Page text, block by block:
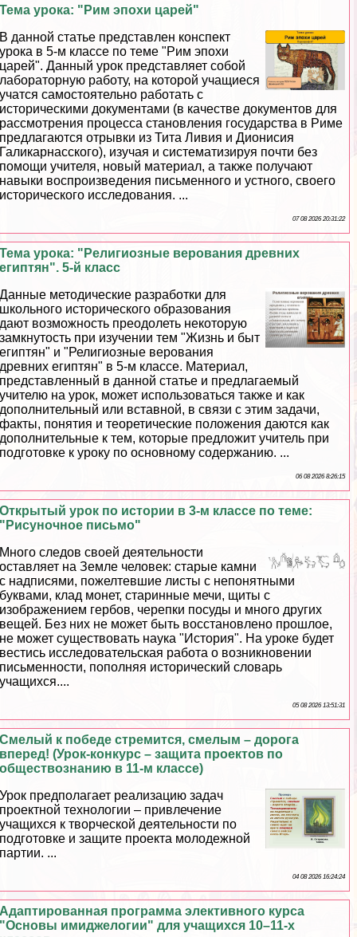
Тема урока: "Рим эпохи царей"
В данной статье представлен конспект
урока в 5-м классе по теме "Рим эпохи
царей". Данный урок представляет собой
лабораторную работу, на которой учащиеся
учатся самостоятельно работать с
историческими документами (в качестве документов для
рассмотрения процесса становления государства в Риме
предлагаются отрывки из Тита Ливия и Дионисия
Галикарнасского), изучая и систематизируя почти без
помощи учителя, новый материал, а также получают
навыки воспроизведения письменного и устного, своего
исторического исследования. ...
07 08 2026 20:31:22
Тема урока: "Религиозные верования древних
египтян". 5-й класс
Данные методические разработки для
школьного исторического образования
дают возможность преодолеть некоторую
замкнутость при изучении тем "Жизнь и быт
египтян" и "Религиозные верования
древних египтян" в 5-м классе. Материал,
представленный в данной статье и предлагаемый
учителю на урок, может использоваться также и как
дополнительный или вставной, в связи с этим задачи,
факты, понятия и теоретические положения даются как
дополнительные к тем, которые предложит учитель при
подготовке к уроку по основному содержанию. ...
06 08 2026 8:26:15
Открытый урок по истории в 3-м классе по теме:
"Рисуночное письмо"
Много следов своей деятельности
оставляет на Земле человек: старые камни
с надписями, пожелтевшие листы с непонятными
буквами, клад монет, старинные мечи, щиты с
изображением гербов, черепки посуды и много других
вещей. Без них не может быть восстановлено прошлое,
не может существовать наука "История". На уроке будет
вестись исследовательская работа о возникновении
письменности, пополняя исторический словарь
учащихся....
05 08 2026 13:51:31
Смелый к победе стремится, смелым – дорога
вперед! (Урок-конкурс – защита проектов по
обществознанию в 11-м классе)
Урок предполагает реализацию задач
проектной технологии – привлечение
учащихся к творческой деятельности по
подготовке и защите проекта молодежной
партии. ...
04 08 2026 16:24:24
Адаптированная программа элективного курса
"Основы имиджелогии" для учащихся 10–11-х